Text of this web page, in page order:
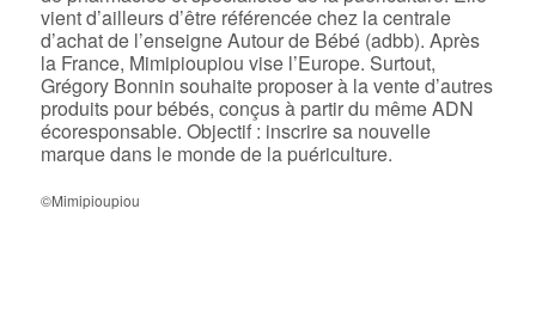
vient d’ailleurs d’être référencée chez la centrale
d’achat de l’enseigne Autour de Bébé (adbb). Après
la France, Mimipioupiou vise l’Europe. Surtout,
Grégory Bonnin souhaite proposer à la vente d’autres
produits pour bébés, conçus à partir du même ADN
écoresponsable. Objectif : inscrire sa nouvelle
marque dans le monde de la puériculture.
©Mimipioupiou